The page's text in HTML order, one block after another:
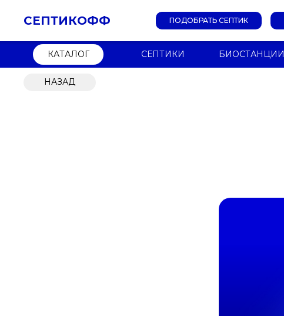
СЕПТИКОФФ ПОДОБРАТЬ СЕПТИК
КАТАЛОГ СЕПТИКИ БИОСТАНЦИИ
НАЗАД